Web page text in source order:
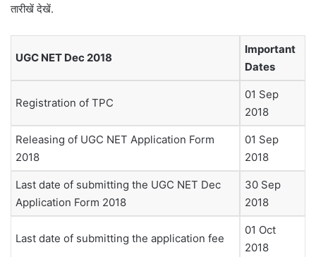
तारीखें देखें.
UGC NET Dec 2018
Important
Dates
Registration of TPC
01 Sep
2018
Releasing of UGC NET Application Form
2018
01 Sep
2018
Last date of submitting the UGC NET Dec
Application Form 2018
30 Sep
2018
Last date of submitting the application fee
01 Oct
2018